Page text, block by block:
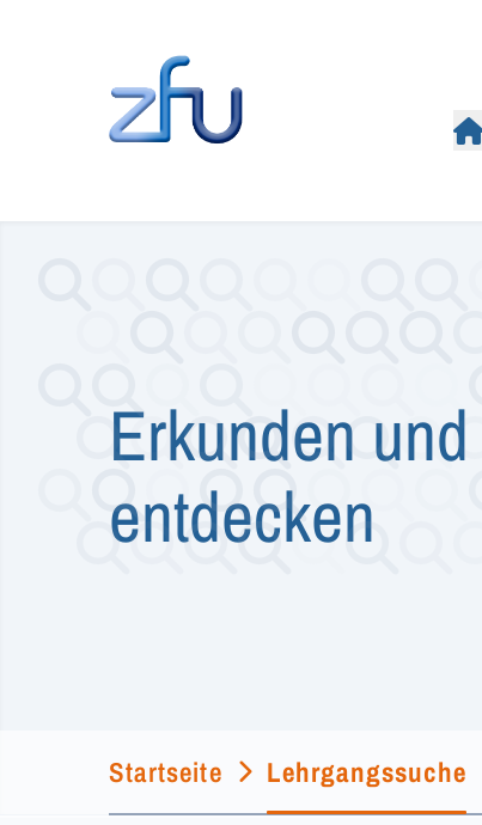
Erkunden und
entdecken
Startseite Lehrgangssuche